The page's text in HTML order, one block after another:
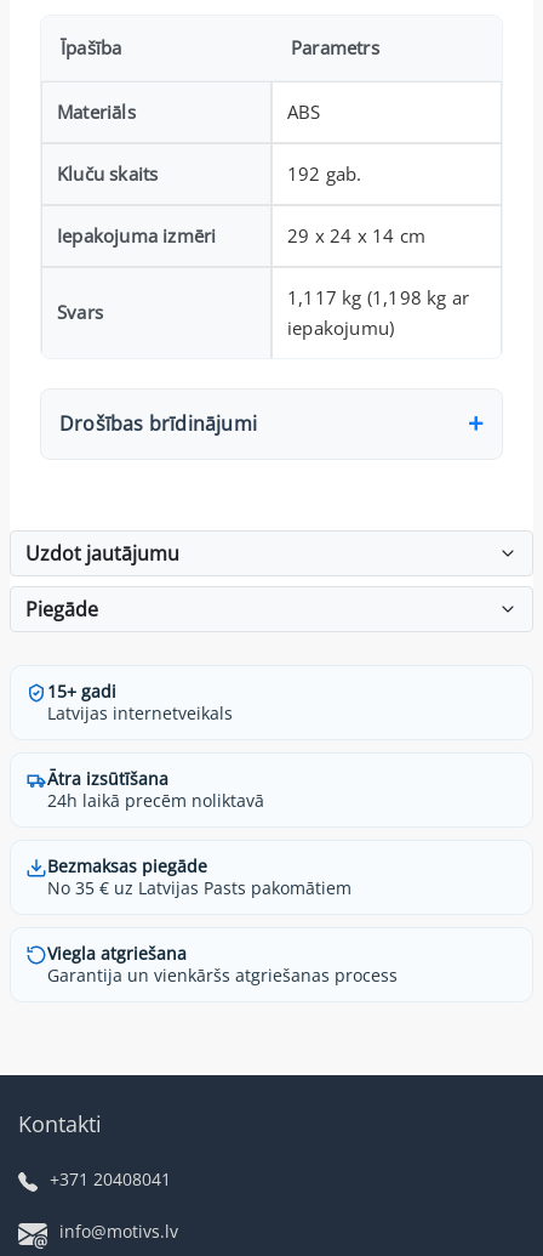
Īpašība Parametrs
Materiāls ABS
Kluču skaits 192 gab.
Iepakojuma izmēri 29 x 24 x 14 cm
Svars
1,117 kg (1,198 kg ar
iepakojumu)
Drošības brīdinājumi
Uzdot jautājumu
Piegāde
15+ gadi
Latvijas internetveikals
Ātra izsūtīšana
24h laikā precēm noliktavā
Bezmaksas piegāde
No 35 € uz Latvijas Pasts pakomātiem
Viegla atgriešana
Garantija un vienkāršs atgriešanas process
Kontakti
+371 20408041
info@motivs.lv